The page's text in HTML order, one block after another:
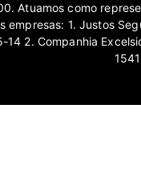
Atuamos como
empresas: 1. Justos
2. Companhia